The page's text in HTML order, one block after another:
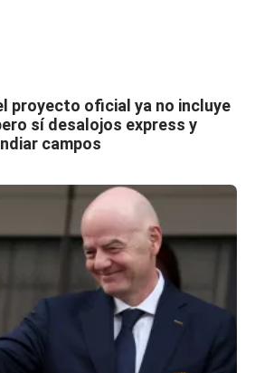
proyecto oficial ya no incluye
sí desalojos express y
campos